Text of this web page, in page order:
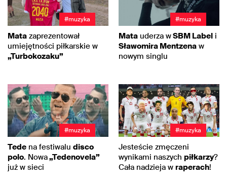
#muzyka
Mata zaprezentował
umiejętności piłkarskie w
„Turbokozaku”
#muzyka
Mata uderza wSBM Label i
Sławomira Mentzena w
nowym singlu
#muzyka
Tede na festiwalu disco
polo. Nowa„Tedenovela”
już w sieci
#muzyka
Jesteście zmęczeni
wynikami naszych piłkarzy?
Cała nadzieja w raperach!